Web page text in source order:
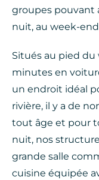
groupes pouvant
nuit, au week-
Situés au pied du
minutes en
un endroit idéal
rivière, il y a de
tout âge et pour
nuit, nos
grande salle
cuisine équipée